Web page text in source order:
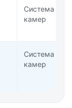
Система Pro-
камер
Система Pro-
камер